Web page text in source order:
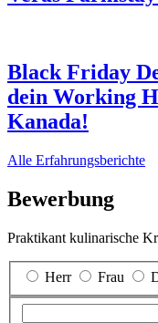
Black Friday
dein Working
Kanada!
Alle Erfahrungsberichte
Bewerbung
Praktikant kulinarische
Herr Frau